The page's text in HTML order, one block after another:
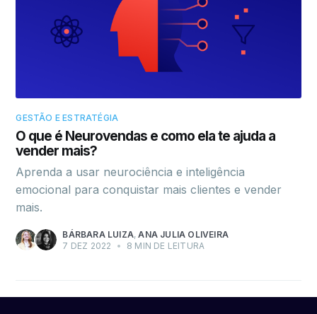
GESTÃO E ESTRATÉGIA
O que é Neurovendas e como ela te ajuda a
vender mais?
Aprenda a usar neurociência e inteligência
emocional para conquistar mais clientes e vender
mais.
BÁRBARA LUIZA,ANA JULIA OLIVEIRA
7 DEZ 2022
• 8 MIN DE LEITURA